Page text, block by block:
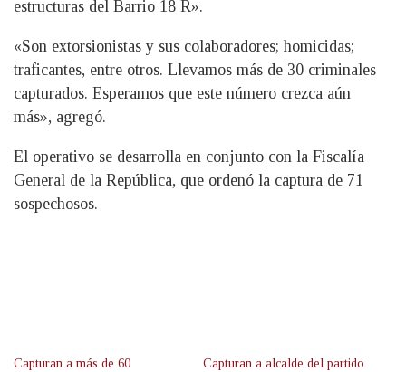
estructuras del Barrio 18 R».
«Son extorsionistas y sus colaboradores; homicidas;
traficantes, entre otros. Llevamos más de 30 criminales
capturados. Esperamos que este número crezca aún
más», agregó.
El operativo se desarrolla en conjunto con la Fiscalía
General de la República, que ordenó la captura de 71
sospechosos.
Capturan a más de 60
Capturan a alcalde del partido